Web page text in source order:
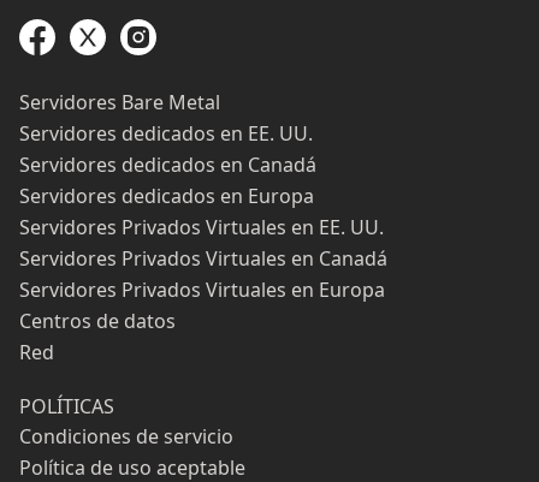
Servidores Bare Metal
Servidores dedicados en EE. UU.
Servidores dedicados en Canadá
Servidores dedicados en Europa
Servidores Privados Virtuales en EE. UU.
Servidores Privados Virtuales en Canadá
Servidores Privados Virtuales en Europa
Centros de datos
Red
POLÍTICAS
Condiciones de servicio
Política de uso aceptable